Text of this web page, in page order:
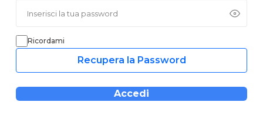
Ricordami
Recupera la Password
Accedi